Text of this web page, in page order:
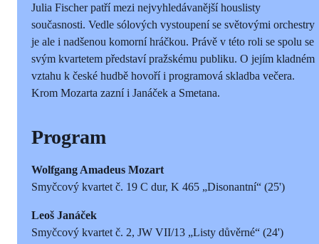
Julia Fischer patří mezi nejvyhledávanější houslisty
současnosti. Vedle sólových vystoupení se světovými orchestry
je ale i nadšenou komorní hráčkou. Právě v této roli se spolu se
svým kvartetem představí pražskému publiku. O jejím kladném
vztahu k české hudbě hovoří i programová skladba večera.
Krom Mozarta zazní i Janáček a Smetana.
Program
Wolfgang Amadeus Mozart
Smyčcový kvartet č. 19 C dur, K 465 „Disonantní“ (25')
Leoš Janáček
Smyčcový kvartet č. 2, JW VII/13 „Listy důvěrné“ (24')